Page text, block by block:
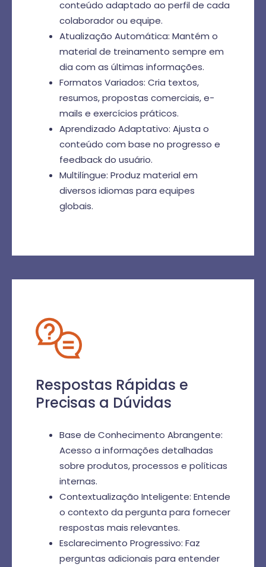
conteúdo adaptado ao perfil de cada
colaborador ou equipe.
Atualização Automática: Mantém o
material de treinamento sempre em
dia com as últimas informações.
Formatos Variados: Cria textos,
resumos, propostas comerciais, e-
mails e exercícios práticos.
Aprendizado Adaptativo: Ajusta o
conteúdo com base no progresso e
feedback do usuário.
Multilíngue: Produz material em
diversos idiomas para equipes
globais.
Respostas Rápidas e
Precisas a Dúvidas
Base de Conhecimento Abrangente:
Acesso a informações detalhadas
sobre produtos, processos e políticas
internas.
Contextualização Inteligente: Entende
o contexto da pergunta para fornecer
respostas mais relevantes.
Esclarecimento Progressivo: Faz
perguntas adicionais para entender